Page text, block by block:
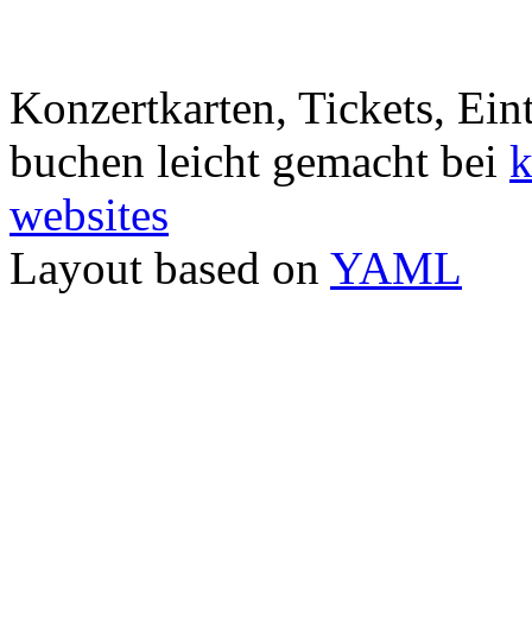
Konzertkarten, Tickets,
buchen leicht gemacht bei
websites
Layout based on YAML